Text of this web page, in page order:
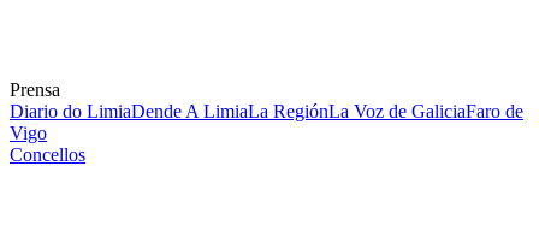
Prensa
Diario do LimiaDende A LimiaLa RegiónLa Voz de GaliciaFaro de
Vigo
Concellos